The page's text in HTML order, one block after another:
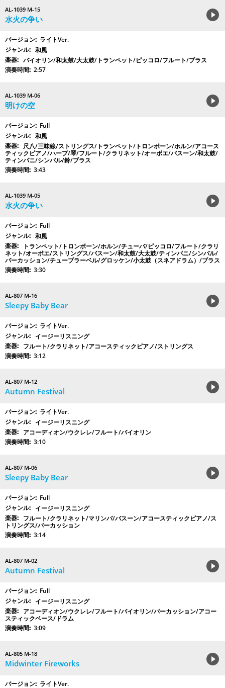
AL-1039 M-15
水火の争い
ライトVer.
和風
バイオリン/和太鼓/大太鼓/トランペット/ピッコロ/フルート/ブラス
2:57
AL-1039 M-06
明けの空
Full
和風
尺八/三味線/ストリングス/トランペット/トロンボーン/ホルン/アコース
ティックピアノ/ハープ/琴/フルート/クラリネット/オーボエ/バスーン/和太鼓/
ティンパニ/シンバル/鈴/ブラス
3:43
AL-1039 M-05
水火の争い
Full
和風
トランペット/トロンボーン/ホルン/チューバ/ピッコロ/フルート/クラリ
ネット/オーボエ/ストリングス/バスーン/和太鼓/大太鼓/ティンパニ/シンバル/
パーカッション/チューブラーベル/グロッケン/小太鼓（スネアドラム）/ブラス
3:30
AL-807 M-16
Sleepy Baby Bear
ライトVer.
イージーリスニング
フルート/クラリネット/アコースティックピアノ/ストリングス
3:12
AL-807 M-12
Autumn Festival
ライトVer.
イージーリスニング
アコーディオン/ウクレレ/フルート/バイオリン
3:10
AL-807 M-06
Sleepy Baby Bear
Full
イージーリスニング
フルート/クラリネット/マリンバ/バスーン/アコースティックピアノ/ス
トリングス/パーカッション
3:14
AL-807 M-02
Autumn Festival
Full
イージーリスニング
アコーディオン/ウクレレ/フルート/バイオリン/パーカッション/アコー
スティックベース/ドラム
3:09
AL-805 M-18
Midwinter Fireworks
ライトVer.